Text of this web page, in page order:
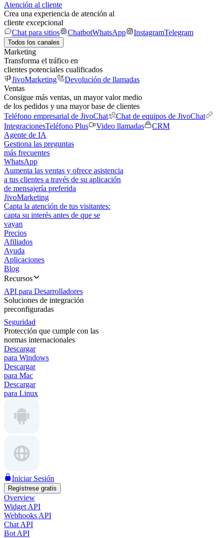
Atención al cliente
Crea una experiencia de atención al
cliente excepcional
Chat para sitios
ChatbotWhatsApp InstagramTelegram
Todos los canales
Marketing
Transforma el tráfico en
clientes potenciales cualificados
JivoMarketing
Devolución de llamadas
Ventas
Consigue más ventas, un mayor valor medio
de los pedidos y una mayor base de clientes
Teléfono empresarial de JivoChat
Chat de equipos de JivoChat
IntegracionesTeléfono Plus Video llamadas
CRM
Agente de IA
Gestiona las preguntas
más frecuentes
WhatsApp
Aumenta las ventas y ofrece asistencia
a tus clientes a través de su aplicación
de mensajería preferida
JivoMarketing
Capta la atención de tus visitantes:
capta su interés antes de que se
vayan
Precios
Afiliados
Ayuda
Aplicaciones
Blog
Recursos
API para Desarrolladores
Soluciones de integración
preconfiguradas
Seguridad
Protección que cumple con las
normas internacionales
Descargar
para Windows
Descargar
para Mac
Descargar
para Linux
Iniciar Sesión
Regístrese gratis
Overview
Widget API
Webhooks API
Chat API
Bot API